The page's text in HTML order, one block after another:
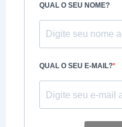
QUAL O SEU NOME?
QUAL O SEU E-MAIL?